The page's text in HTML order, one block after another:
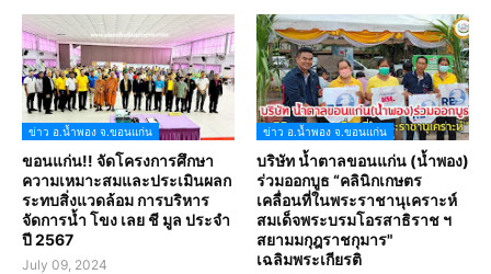
ข่าว อ.น้ำพอง จ.ขอนแก่น
ขอนแก่น!! จัดโครงการศึกษา
ความเหมาะสมและประเมินผลก
ระทบสิ่งแวดล้อม การบริหาร
จัดการน้ำ โขง เลย ชี มูล ประจำ
ปี 2567
July 09, 2024
ข่าว อ.น้ำพอง จ.ขอนแก่น
บริษัท น้ำตาลขอนแก่น (น้ำพอง)
ร่วมออกบูธ “คลินิกเกษตร
เคลื่อนที่ในพระราชานุเคราะห์
สมเด็จพระบรมโอรสาธิราช ฯ
สยามมกุฎราชกุมาร"
เฉลิมพระเกียรติ